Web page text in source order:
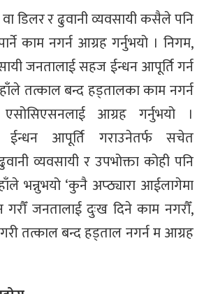
डिलर र ढुवानी व्यवसायी कसैले पनि
काम नगर्न आग्रह गर्नुभयो । निगम,
जनतालाई सहज ईन्धन आपूर्ति गर्न
तत्काल बन्द हड्तालका काम नगर्न
एसोसिएसनलाई आग्रह गर्नुभयो ।
आपूर्ति गराउनेतर्फ सचेत
व्यवसायी र उपभोक्ता कोही पनि
भन्नुभयो ‘कुनै अप्ठ्यारा आईलागेमा
गरौँ जनतालाई दुःख दिने काम नगरौँ,
तत्काल बन्द हड्ताल नगर्न म आग्रह